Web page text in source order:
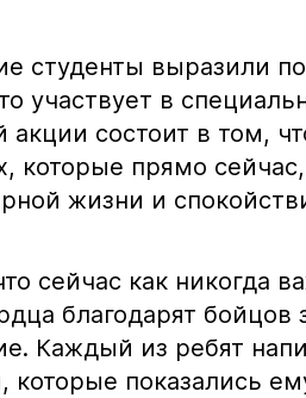
студенты выразили
участвует в
акции состоит в том,
которые прямо
жизни и
сейчас как никогда
благодарят бойцов
Каждый из ребят
которые показались